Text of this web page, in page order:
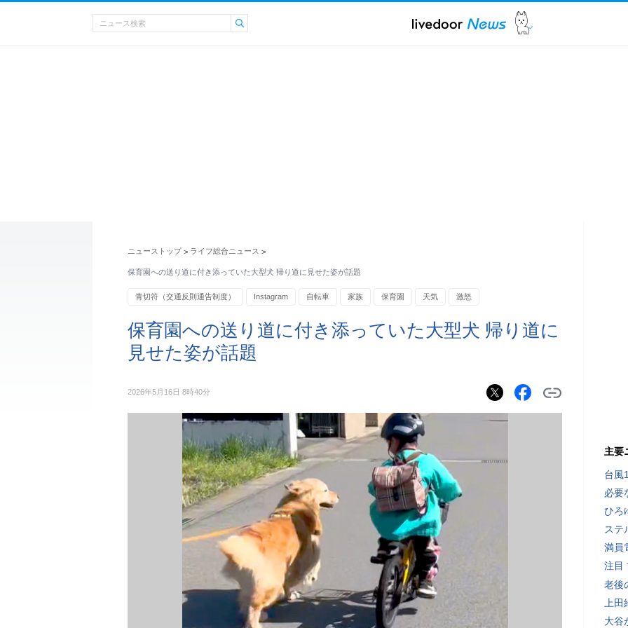
ニューストップ > ライフ総合ニュース >
保育園への送り道に付き添っていた大型犬 帰り道に見せた姿が話題
青切符（交通反則通告制度） Instagram 自転車 家族 保育園 天気 激怒
保育園への送り道に付き添っていた大型犬 帰り道に
見せた姿が話題
2026年5月16日 8時40分
主要
台風
必要
ひろ
ステ
満員
注目
老後
上田
大谷